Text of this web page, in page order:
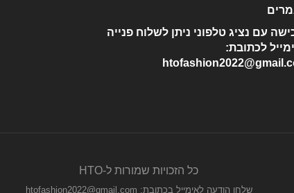
עם נציג טלפוני ניתן לשלוח פנייה
לכתובת:
כל הזכויות שמורות ל-HTO
שלחו הודעה לאימייל בכתובת: htofashion2022@gmail.com